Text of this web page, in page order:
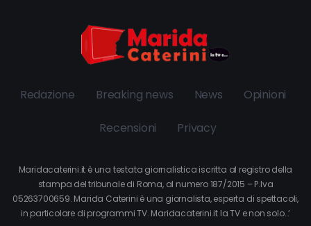
Redazione Breaking news News Opinioni
Recensioni Privacy
Maridacaterini.it è una testata giornalistica iscritta al registro della
stampa del tribunale di Roma, al numero 187/2015 – P.Iva
05263700659. Marida Caterini è una giornalista, esperta di spettacoli,
in particolare di programmi TV. Maridacaterini.it la TV e non solo…’